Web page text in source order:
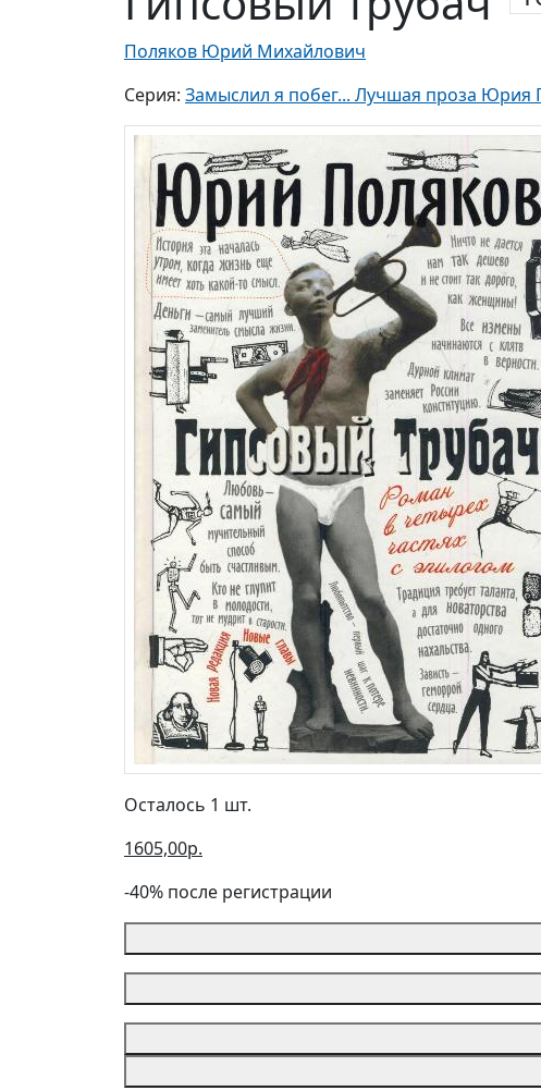
Поляков Юрий Михайлович
Серия: Замыслил я побег... Лучшая проза Юрия
Осталось 1 шт.
1605,00р.
-40% после регистрации